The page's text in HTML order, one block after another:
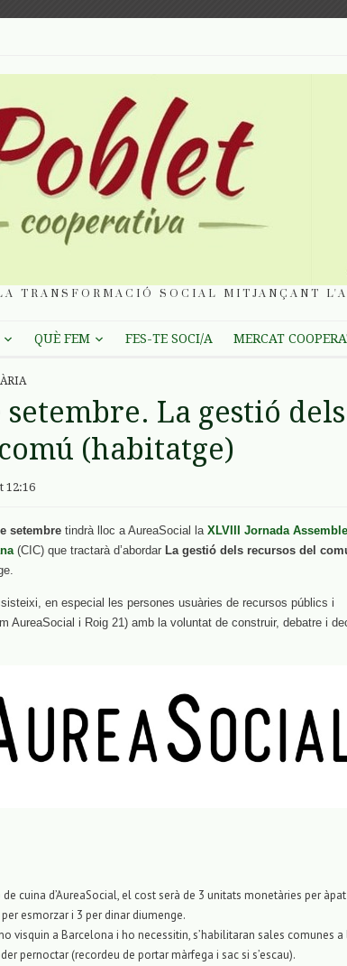
TRANSFORMACIÓ SOCIAL MITJANÇANT
QUÈ FEM FES-TE SOCI/A MERCAT
setembre. La gestió dels
(habitatge)
12:16
setembre tindrà lloc a AureaSocial la XLVIII Jornada
(CIC) que tractarà d’abordar La gestió dels recursos del
en especial les persones usuàries de recursos públics i
AureaSocial i Roig 21) amb la voluntat de construir, debatre i
cuina d’AureaSocial, el cost serà de 3 unitats monetàries per àpat
esmorzar i 3 per dinar diumenge.
visquin a Barcelona i ho necessitin, s’habilitaran sales comunes a
pernoctar (recordeu de portar màrfega i sac si s’escau).